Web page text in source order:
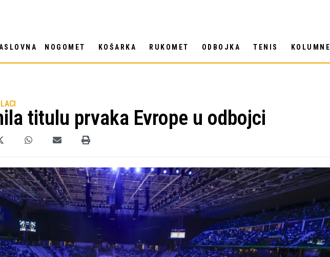
NOGOMET KOŠARKA RUKOMET ODBOJKA TENIS KOLUMNE
titulu prvaka Evrope u odbojci